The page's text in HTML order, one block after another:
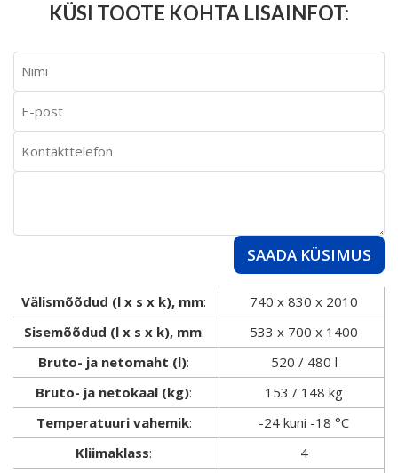
KÜSI TOOTE KOHTA LISAINFOT:
SAADA KÜSIMUS
Välismõõdud (l x s x k), mm:
740 x 830 x 2010
Sisemõõdud (l x s x k), mm:
533 x 700 x 1400
Bruto- ja netomaht (l):
520 / 480 l
Bruto- ja netokaal (kg):
153 / 148 kg
Temperatuuri vahemik:
-24 kuni -18 °C
Kliimaklass:
4